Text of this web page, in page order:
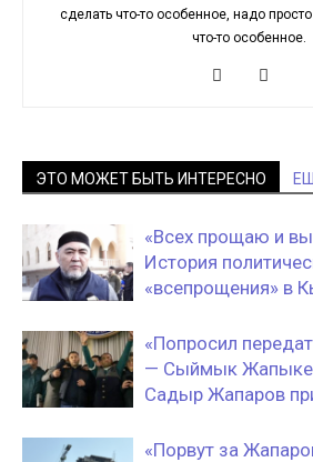
сделать что-то особенное, надо
что-то особенное.
ЭТО МОЖЕТ БЫТЬ ИНТЕРЕСНО
«Всех прощаю и вы
История
«всепрощения» в
«Попросил
— Сыймык
Садыр Жапаров
«Порвут за